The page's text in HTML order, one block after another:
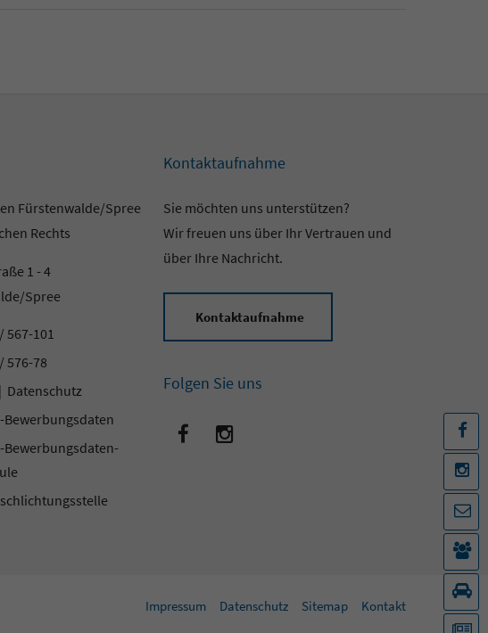
Fürstenwalde/Spree
Rechts
1 - 4
Spree
567-101
576-78
| Datenschutz
Bewerbungsdaten
Bewerbungsdaten-
Kontaktaufnahme
Sie möchten uns unterstützen?
Wir freuen uns über Ihr Vertrauen und
über Ihre Nachricht.
Kontaktaufnahme
Folgen Sie uns
Impressum Datenschutz Sitemap Kontakt